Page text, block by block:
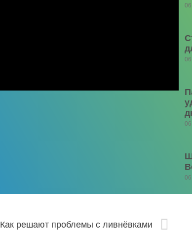
Как решают проблемы с ливнёвками